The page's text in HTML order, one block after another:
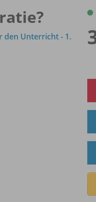
den Unterricht - 1.